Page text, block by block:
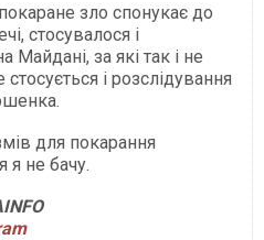
зло спонукає до
стосувалося і
Майдані, за які так і не
і розслідування
для покарання
я не бачу.